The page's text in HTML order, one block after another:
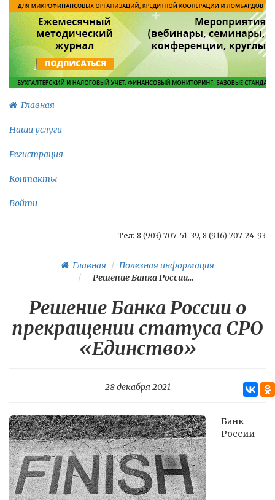
Главная
Наши услуги
Регистрация
Контакты
Войти
Тел: 8 (903) 707-51-39, 8 (916) 707-24-93
Главная
Полезная информация
- Решение Банка России... -
Решение Банка России о
прекращении статуса СРО
«Единство»
28 декабря 2021
Банк
России